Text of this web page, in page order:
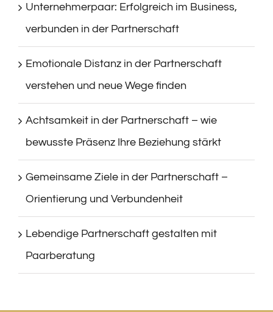
Unternehmerpaar: Erfolgreich im Business,
verbunden in der Partnerschaft
Emotionale Distanz in der Partnerschaft
verstehen und neue Wege finden
Achtsamkeit in der Partnerschaft – wie
bewusste Präsenz Ihre Beziehung stärkt
Gemeinsame Ziele in der Partnerschaft –
Orientierung und Verbundenheit
Lebendige Partnerschaft gestalten mit
Paarberatung